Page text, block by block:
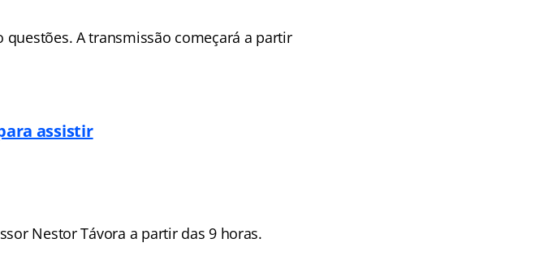
questões. A transmissão começará a partir
assistir
Nestor Távora a partir das 9 horas.